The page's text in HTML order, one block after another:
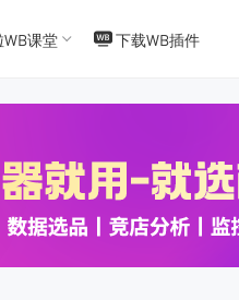
WB课堂 下载WB插件